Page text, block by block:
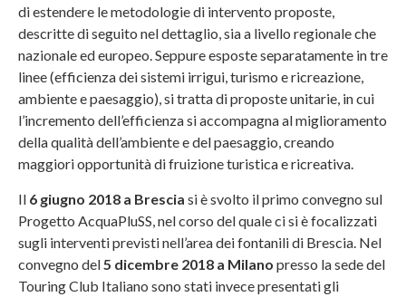
di estendere le metodologie di intervento proposte,
descritte di seguito nel dettaglio, sia a livello regionale che
nazionale ed europeo. Seppure esposte separatamente in tre
linee (efficienza dei sistemi irrigui, turismo e ricreazione,
ambiente e paesaggio), si tratta di proposte unitarie, in cui
l’incremento dell’efficienza si accompagna al miglioramento
della qualità dell’ambiente e del paesaggio, creando
maggiori opportunità di fruizione turistica e ricreativa.
Il 6 giugno 2018 a Brescia si è svolto il primo convegno sul
Progetto AcquaPluSS, nel corso del quale ci si è focalizzati
sugli interventi previsti nell’area dei fontanili di Brescia. Nel
convegno del5 dicembre 2018 a Milano presso la sede del
Touring Club Italiano sono stati invece presentati gli